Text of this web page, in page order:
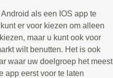
als een IOS app te
er voor kiezen om alleen
maar u kunt ook voor
wilt benutten. Het is ook
waar uw doelgroep het meest
app eerst voor te laten